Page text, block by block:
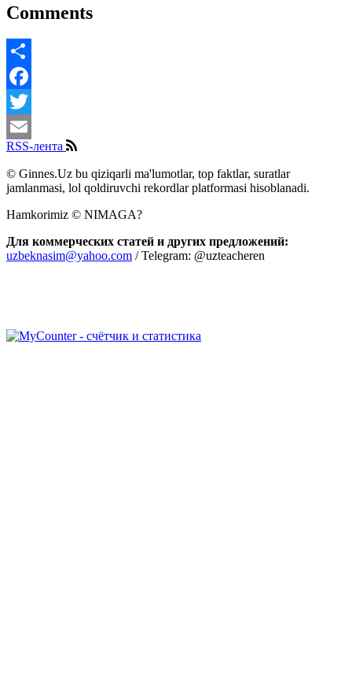
Comments
Share
Facebook
Twitter
Email
RSS-лента
© Ginnes.Uz bu qiziqarli ma'lumotlar, top faktlar, suratlar
jamlanmasi, lol qoldiruvchi rekordlar platformasi hisoblanadi.
Hamkorimiz © NIMAGA?
Для коммерческих статей и других предложений:
uzbeknasim@yahoo.com / Telegram: @uzteacheren